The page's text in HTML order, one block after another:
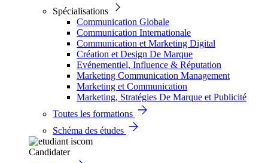
Spécialisations
Communication Globale
Communication Internationale
Communication et Marketing Digital
Création et Design De Marque
Evénementiel, Influence & Réputation
Marketing Communication Management
Marketing et Communication
Marketing, Stratégies De Marque et Publicité
Toutes les formations
Schéma des études
Candidater